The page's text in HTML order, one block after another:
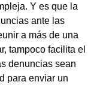
Y es que la
ante las
a más de una
tampoco facilita el
denuncias sean
para enviar un